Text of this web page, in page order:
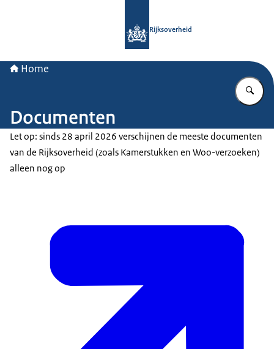
Rijksoverheid
Home
Documenten
Let op: sinds 28 april 2026 verschijnen de meeste documenten
van de Rijksoverheid (zoals Kamerstukken en Woo-verzoeken)
alleen nog op